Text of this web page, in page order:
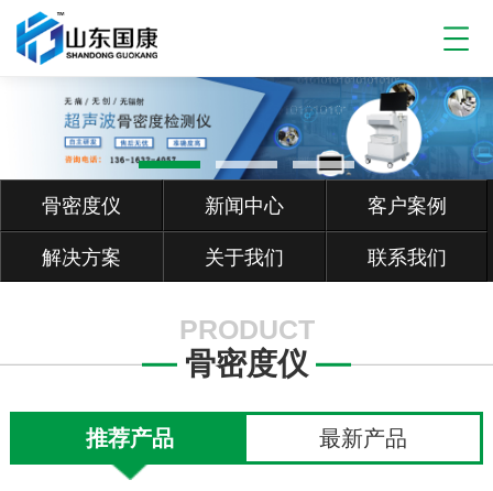
骨密度仪 新闻中心 客户案例
解决方案 关于我们 联系我们
PRODUCT
骨密度仪
推荐产品 最新产品